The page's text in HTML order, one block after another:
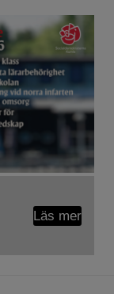
Läs mer